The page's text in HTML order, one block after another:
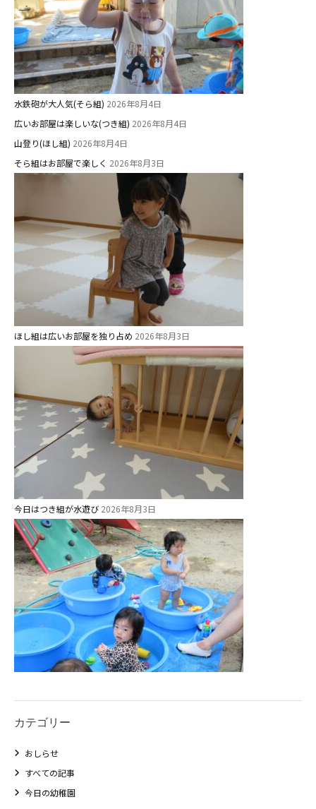
水鉄砲が大人気(そら組) 2026年8月4日
広いお部屋は楽しいな(つき組) 2026年8月4日
山登り(ほし組) 2026年8月4日
そら組はお部屋で楽しく 2026年8月3日
ほし組は広いお部屋を独り占め 2026年8月3日
今日はつき組が水遊び 2026年8月3日
カテゴリー
おしらせ
すべての記事
今日の幼稚園
美⽊多チコスについて
美⽊多チコスブログ
未就園児クラス
0歳親子登園［マカロンクラス ]
1歳・2歳親子登園［マリポサクラ
ス ]
2歳児ひとり登園［ゆず組 ]
グループ施設・
関係先リンク
学校法⼈鴨⾕学園 鳳幼稚園
学校法⼈諏訪森学園 諏訪森幼稚
⼤阪府私⽴幼稚園連盟
社会福祉法人野田福祉会